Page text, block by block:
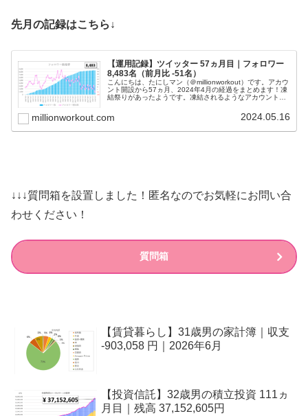
先月の記録はこちら↓
【運用記録】ツイッター 57ヵ月目｜フォロワー
8,483名（前月比 -51名）
こんにちは、たにしマン（＠millionworkout）です。アカウ
ント開設から57ヵ月、2024年4月の経過をまとめます！凍
結祭りがあったようです。凍結されるようなアカウントば
millionworkout.com 2024.05.16
↓↓↓質問箱を設置しました！匿名なのでお気軽にお問い合
わせください！
質問箱
【賃貸暮らし】31歳男の家計簿｜収支
-903,058 円｜2026年6月
【投資信託】32歳男の積立投資 111ヵ
月目｜残高 37,152,605円